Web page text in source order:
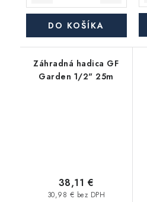
DO KOŠÍKA
Záhradná hadica GF
Garden 1/2" 25m
30,98 € bez DPH
38,11 €